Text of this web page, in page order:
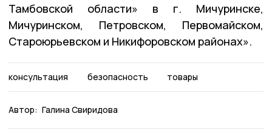
Тамбовской области» в г. Мичуринске,
Мичуринском, Петровском, Первомайском,
Староюрьевском и Никифоровском районах».
консультация безопасность товары
Автор: Галина Свиридова